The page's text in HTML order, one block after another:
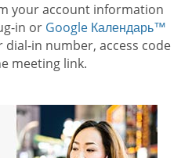
your account information
in or Google Календарь™
in number, access code
meeting link.